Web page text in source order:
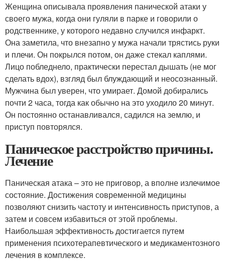
Женщина описывала проявления панической атаки у
своего мужа, когда они гуляли в парке и говорили о
родственнике, у которого недавно случился инфаркт.
Она заметила, что внезапно у мужа начали трястись руки
и плечи. Он покрылся потом, он даже стекал каплями.
Лицо побледнело, практически перестал дышать (не мог
сделать вдох), взгляд был блуждающий и неосознанный.
Мужчина был уверен, что умирает. Домой добирались
почти 2 часа, тогда как обычно на это уходило 20 минут.
Он постоянно останавливался, садился на землю, и
приступ повторялся.
Паническое расстройство причины.
Лечение
Паническая атака – это не приговор, а вполне излечимое
состояние. Достижения современной медицины
позволяют снизить частоту и интенсивность приступов, а
затем и совсем избавиться от этой проблемы.
Наибольшая эффективность достигается путем
применения психотерапевтического и медикаментозного
лечения в комплексе.